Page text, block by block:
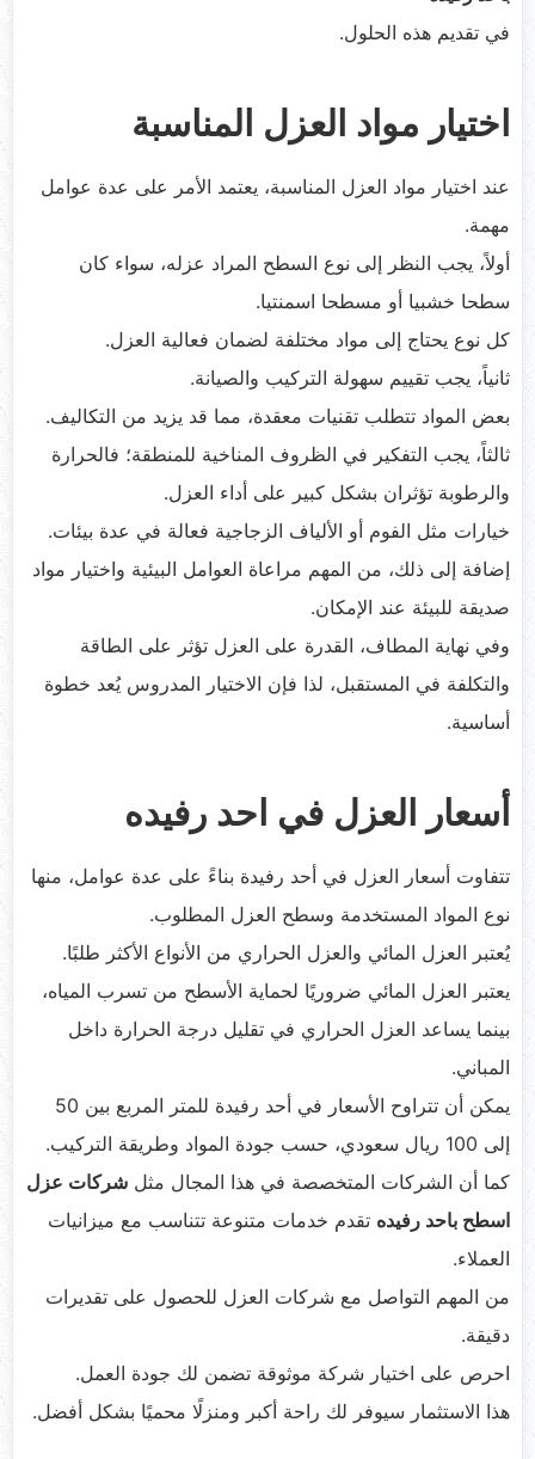
في تقديم هذه الحلول.
اختيار مواد العزل المناسبة
عند اختيار مواد العزل المناسبة، يعتمد الأمر على عدة عوامل
مهمة.
أولاً، يجب النظر إلى نوع السطح المراد عزله، سواء كان
سطحا خشبيا أو مسطحا اسمنتيا.
كل نوع يحتاج إلى مواد مختلفة لضمان فعالية العزل.
ثانياً، يجب تقييم سهولة التركيب والصيانة.
بعض المواد تتطلب تقنيات معقدة، مما قد يزيد من التكاليف.
ثالثاً، يجب التفكير في الظروف المناخية للمنطقة؛ فالحرارة
والرطوبة تؤثران بشكل كبير على أداء العزل.
خيارات مثل الفوم أو الألياف الزجاجية فعالة في عدة بيئات.
إضافة إلى ذلك، من المهم مراعاة العوامل البيئية واختيار مواد
صديقة للبيئة عند الإمكان.
وفي نهاية المطاف، القدرة على العزل تؤثر على الطاقة
والتكلفة في المستقبل، لذا فإن الاختيار المدروس يُعد خطوة
أساسية.
أسعار العزل في احد رفيده
تتفاوت أسعار العزل في أحد رفيدة بناءً على عدة عوامل، منها
نوع المواد المستخدمة وسطح العزل المطلوب.
يُعتبر العزل المائي والعزل الحراري من الأنواع الأكثر طلبًا.
يعتبر العزل المائي ضروريًا لحماية الأسطح من تسرب المياه،
بينما يساعد العزل الحراري في تقليل درجة الحرارة داخل
المباني.
يمكن أن تتراوح الأسعار في أحد رفيدة للمتر المربع بين 50
إلى 100 ريال سعودي، حسب جودة المواد وطريقة التركيب.
كما أن الشركات المتخصصة في هذا المجال مثل شركات عزل
اسطح باحد رفيده تقدم خدمات متنوعة تتناسب مع ميزانيات
العملاء.
من المهم التواصل مع شركات العزل للحصول على تقديرات
دقيقة.
احرص على اختيار شركة موثوقة تضمن لك جودة العمل.
هذا الاستثمار سيوفر لك راحة أكبر ومنزلًا محميًا بشكل أفضل.